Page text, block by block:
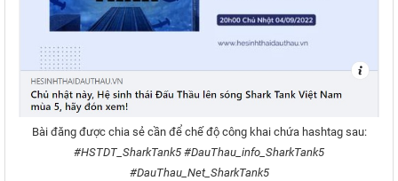
Bài đăng được chia sẻ cần để chế độ công khai chứa hashtag sau:
#HSTDT_SharkTank5 #DauThau_info_SharkTank5
#DauThau_Net_SharkTank5